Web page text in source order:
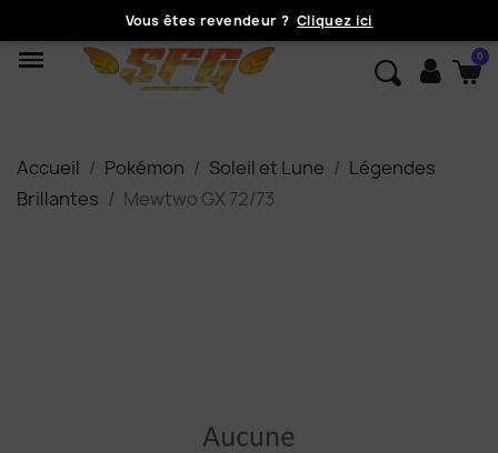
Vous êtes revendeur ? Cliquez ici
Accueil Pokémon Soleil et Lune
Légendes
Brillantes
Mewtwo GX 72/73